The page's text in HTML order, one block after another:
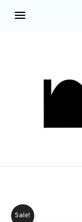
Sale!